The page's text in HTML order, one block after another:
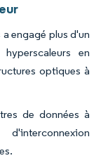
engagé plus d'un
en
optiques à
de données à